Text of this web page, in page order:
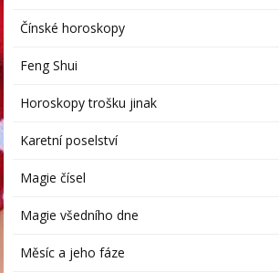
Čínské horoskopy
Feng Shui
Horoskopy trošku jinak
Karetní poselství
Magie čísel
Magie všedního dne
Měsíc a jeho fáze